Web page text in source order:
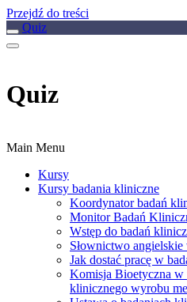
Przejdź do treści
Quiz
Quiz
Main Menu
Kursy
Kursy badania kliniczne
Koordynator badań
Monitor Badań
Wstęp do badań
Słownictwo
Jak dostać pracę w
Komisja Bioetyczna w
klinicznego wyrobu